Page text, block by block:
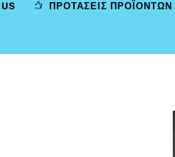
ΠΡΟΤΆΣΕΙΣ ΠΡΟΪΌΝΤΩΝ